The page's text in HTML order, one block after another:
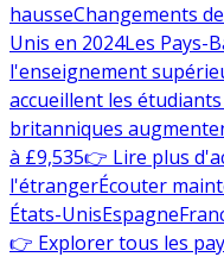
hausseChangements
Unis en 2024Les Pays-
l'enseignement
accueillent les
britanniques
à £9,535👉 Lire plus
l'étrangerÉcouter
États-UnisEspagne
👉 Explorer tous les